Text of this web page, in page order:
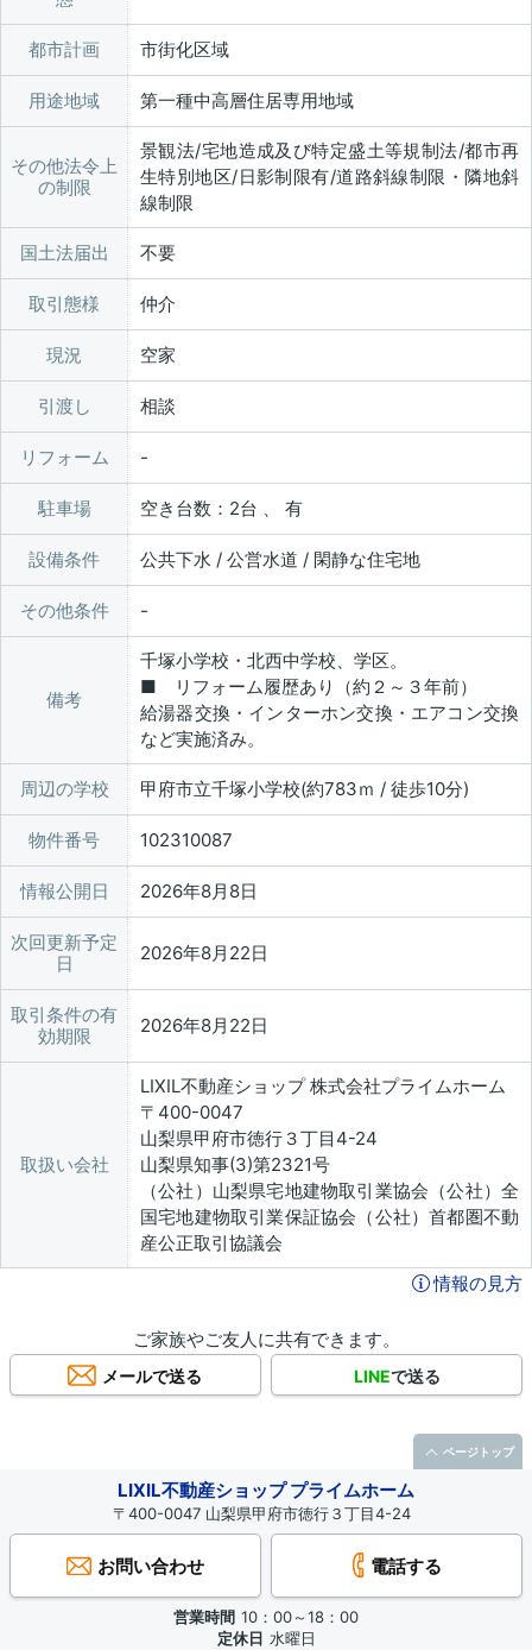
都市計画 市街化区域
用途地域 第一種中高層住居専用地域
その他法令上
の制限
景観法/宅地造成及び特定盛土等規制法/都市再
生特別地区/日影制限有/道路斜線制限・隣地斜
線制限
国土法届出 不要
取引態様 仲介
現況 空家
引渡し 相談
リフォーム
駐車場 空き台数：2台 、 有
設備条件 公共下水 / 公営水道 / 閑静な住宅地
その他条件
備考
千塚小学校・北西中学校、学区。
■ リフォーム履歴あり（約２～３年前）
給湯器交換・インターホン交換・エアコン交換
など実施済み。
周辺の学校 甲府市立千塚小学校(約783ｍ / 徒歩10分)
物件番号 102310087
情報公開日 2026年8月8日
次回更新予定
日
2026年8月22日
取引条件の有
効期限
2026年8月22日
取扱い会社
LIXIL不動産ショップ 株式会社プライムホーム
〒400-0047
山梨県甲府市徳行３丁目4-24
山梨県知事(3)第2321号
（公社）山梨県宅地建物取引業協会（公社）全
国宅地建物取引業保証協会（公社）首都圏不動
産公正取引協議会
情報の見方
ご家族やご友人に共有できます。
メールで送る LINEで送る
LIXIL不動産ショップ プライムホーム
〒400-0047 山梨県甲府市徳行３丁目4-24
お問い合わせ 電話する
営業時間 10：00～18：00
定休日 水曜日
ページトップ